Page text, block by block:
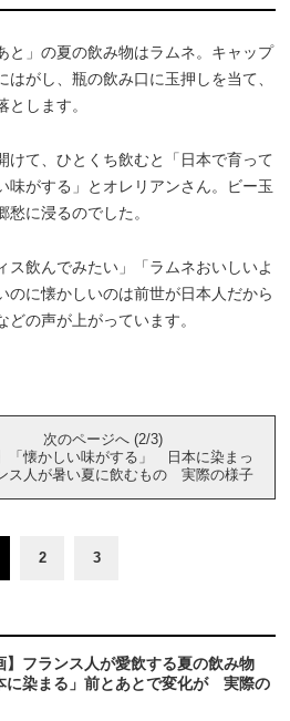
」の夏の飲み物はラムネ。キャップ
がし、瓶の飲み口に玉押しを当て、
します。
て、ひとくち飲むと「日本で育って
味がする」とオレリアンさん。ビー玉
に浸るのでした。
飲んでみたい」「ラムネおいしいよ
のに懐かしいのは前世が日本人だから
の声が上がっています。
次のページへ (2/3)
「懐かしい味がする」 日本に染まっ
ス人が暑い夏に飲むもの 実際の様子
2 3
】フランス人が愛飲する夏の飲み物
に染まる」前とあとで変化が 実際の